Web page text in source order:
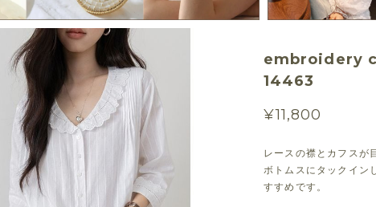
embroidery
14463
¥11,800
レースの襟とカフスが
ボトムスにタックイン
すすめです。